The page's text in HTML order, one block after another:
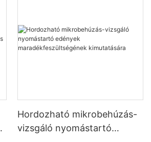
Hordozható mikrobehúzás-
vizsgáló nyomástartó